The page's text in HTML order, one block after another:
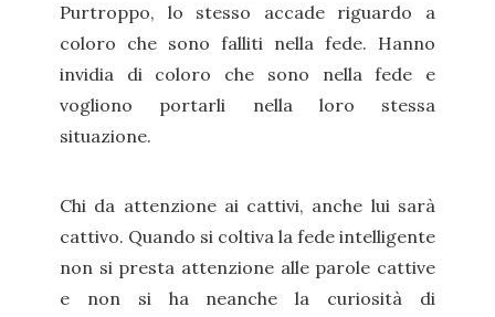
Purtroppo, lo stesso accade riguardo a
coloro che sono falliti nella fede. Hanno
invidia di coloro che sono nella fede e
vogliono portarli nella loro stessa
situazione.
Chi da attenzione ai cattivi, anche lui sarà
cattivo. Quando si coltiva la fede intelligente
non si presta attenzione alle parole cattive
e non si ha neanche la curiosità di